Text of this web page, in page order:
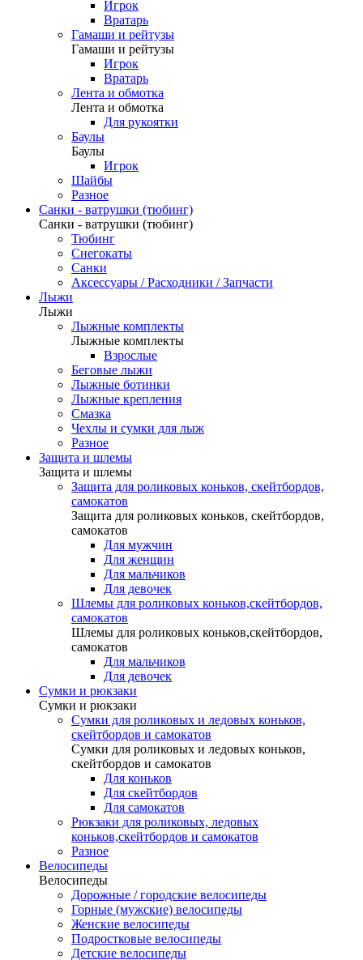
Игрок
Вратарь
Гамаши и рейтузы
Гамаши и рейтузы
Игрок
Вратарь
Лента и обмотка
Лента и обмотка
Для рукоятки
Баулы
Баулы
Игрок
Шайбы
Разное
Санки - ватрушки (тюбинг)
Санки - ватрушки (тюбинг)
Тюбинг
Снегокаты
Санки
Аксессуары / Расходники / Запчасти
Лыжи
Лыжи
Лыжные комплекты
Лыжные комплекты
Взрослые
Беговые лыжи
Лыжные ботинки
Лыжные крепления
Смазка
Чехлы и сумки для лыж
Разное
Защита и шлемы
Защита и шлемы
Защита для роликовых коньков, скейтбордов,
самокатов
Защита для роликовых коньков, скейтбордов,
самокатов
Для мужчин
Для женщин
Для мальчиков
Для девочек
Шлемы для роликовых коньков,скейтбордов,
самокатов
Шлемы для роликовых коньков,скейтбордов,
самокатов
Для мальчиков
Для девочек
Сумки и рюкзаки
Сумки и рюкзаки
Сумки для роликовых и ледовых коньков,
скейтбордов и самокатов
Сумки для роликовых и ледовых коньков,
скейтбордов и самокатов
Для коньков
Для скейтбордов
Для самокатов
Рюкзаки для роликовых, ледовых
коньков,скейтбордов и самокатов
Разное
Велосипеды
Велосипеды
Дорожные / городские велосипеды
Горные (мужские) велосипеды
Женские велосипеды
Подростковые велосипеды
Детские велосипеды